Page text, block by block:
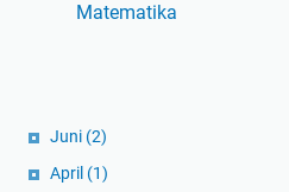
Matematika
Juni (2)
April (1)